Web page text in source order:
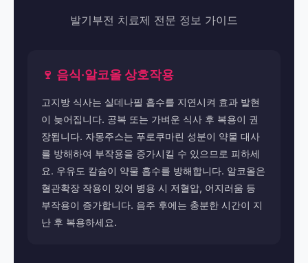
발기부전 치료제 전문 정보 가이드
🍷 음식·알코올 상호작용
고지방 식사는 실데나필 흡수를 지연시켜 효과 발현
이 늦어집니다. 공복 또는 가벼운 식사 후 복용이 권
장됩니다. 자몽주스는 푸로쿠마린 성분이 약물 대사
를 방해하여 부작용을 증가시킬 수 있으므로 피하세
요. 우유도 칼슘이 약물 흡수를 방해합니다. 알코올은
혈관확장 작용이 있어 병용 시 저혈압, 어지러움 등
부작용이 증가합니다. 음주 후에는 충분한 시간이 지
난 후 복용하세요.